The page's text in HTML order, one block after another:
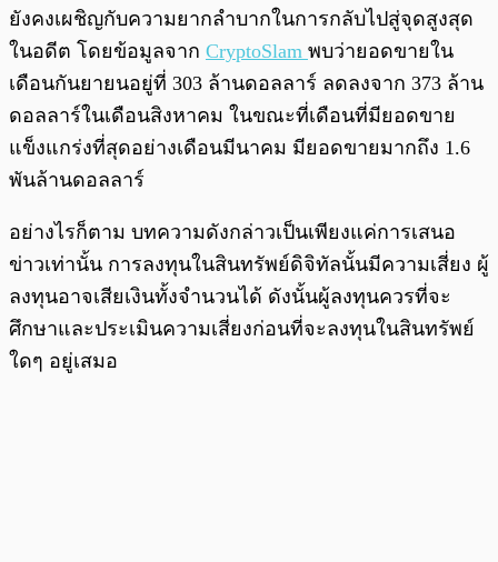
ยังคงเผชิญกับความยากลำบากในการกลับไปสู่จุดสูงสุด
ในอดีต โดยข้อมูลจาก CryptoSlam พบว่ายอดขายใน
เดือนกันยายนอยู่ที่ 303 ล้านดอลลาร์ ลดลงจาก 373 ล้าน
ดอลลาร์ในเดือนสิงหาคม ในขณะที่เดือนที่มียอดขาย
แข็งแกร่งที่สุดอย่างเดือนมีนาคม มียอดขายมากถึง 1.6
พันล้านดอลลาร์
อย่างไรก็ตาม บทความดังกล่าวเป็นเพียงแค่การเสนอ
ข่าวเท่านั้น การลงทุนในสินทรัพย์ดิจิทัลนั้นมีความเสี่ยง ผู้
ลงทุนอาจเสียเงินทั้งจำนวนได้ ดังนั้นผู้ลงทุนควรที่จะ
ศึกษาและประเมินความเสี่ยงก่อนที่จะลงทุนในสินทรัพย์
ใดๆ อยู่เสมอ